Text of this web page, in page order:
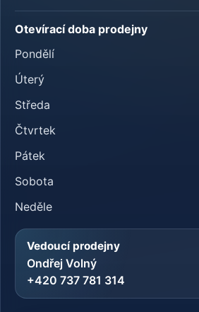
Otevírací doba prodejny
Pondělí
Úterý
Středa
Čtvrtek
Pátek
Sobota
Neděle
Vedoucí prodejny
Ondřej Volný
+420 737 781 314